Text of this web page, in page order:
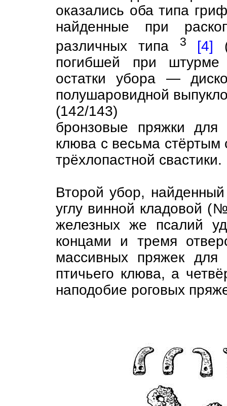
оказались оба типа
найденные при
различных типа
3 [4]
погибшей при
остатки убора —
полушаровидной
(142/143)
бронзовые пряжки
клюва с весьма
трёхлопастной свастики.
Второй убор,
углу винной кладовой
железных же псалий
концами и тремя
массивных пряжек
птичьего клюва, а
наподобие роговых